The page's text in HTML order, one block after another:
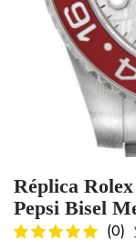
Réplica
Pepsi Bisel
(0)